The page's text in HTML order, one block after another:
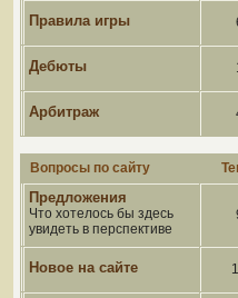
Правила игры
Дебюты
Арбитраж
Вопросы по сайту
Предложения
Что хотелось бы здесь
увидеть в перспективе
Новое на сайте